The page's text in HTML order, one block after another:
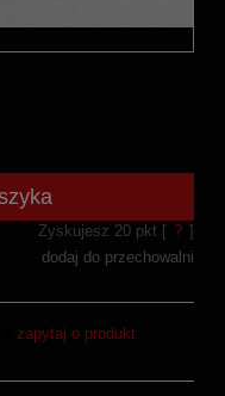
Zyskujesz 20pkt [ ? ]
dodaj do przechowalni
zapytaj o produkt